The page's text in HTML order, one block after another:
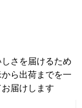
さを届けるため
ら出荷までを一
届けします